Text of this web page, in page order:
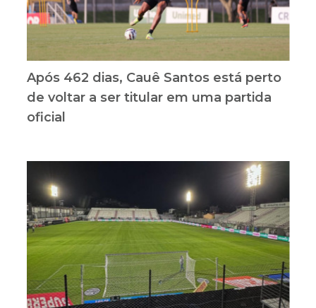
Após 462 dias, Cauê Santos está perto
de voltar a ser titular em uma partida
oficial